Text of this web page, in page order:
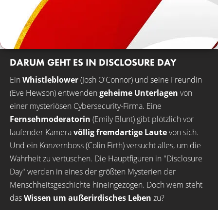
DARUM GEHT ES IN DISCLOSURE DAY
Ein Whistleblower(Josh O'Connor) und seine Freundin
(Eve Hewson) entwenden geheime Unterlagen von
einer mysteriösen Cybersecurity-Firma. Eine
Fernsehmoderatorin (Emily Blunt) gibt plötzlich vor
laufender Kameravöllig fremdartige Lautevon sich.
Und ein Konzernboss (Colin Firth) versucht alles, um die
Wahrheit zu vertuschen. Die Hauptfiguren in "Disclosure
Day" werden in eines der größten Mysterien der
Menschheitsgeschichte hineingezogen. Doch wem steht
dasWissen um außerirdisches Leben zu?